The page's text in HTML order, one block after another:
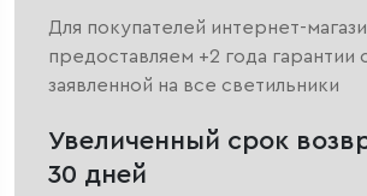
Для покупателей интернет-
предоставляем +2 года гарантии
заявленной на все светильники
Увеличенный срок
30 дней